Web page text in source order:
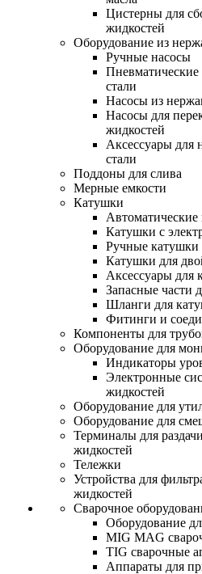
Цистерны для
жидкостей
Оборудование из
Ручные насосы
стали
Насосы из
Насосы для
жидкостей
Аксессуары для
стали
Поддоны для слива
Мерные емкости
Катушки
Катушки с
Ручные катушки
Катушки для
Аксессуары для
Запасные части
Шланги для
Фитинги и
Компоненты для
Оборудование для
Индикаторы
Электронные
жидкостей
Оборудование для
Оборудование для
Терминалы для
жидкостей
Тележки
Устройства для
жидкостей
Сварочное
Оборудование
MIG MAG
TIG сварочные
Аппараты для